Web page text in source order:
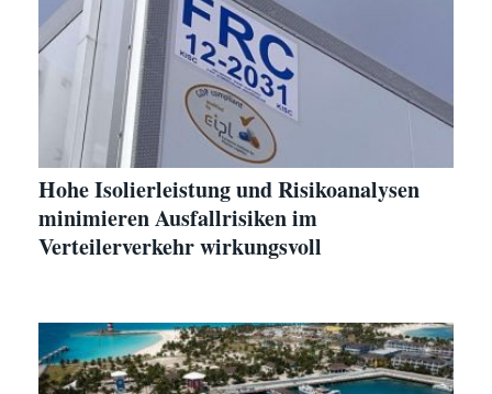
Hohe Isolierleistung und Risikoanalysen
minimieren Ausfallrisiken im
Verteilerverkehr wirkungsvoll